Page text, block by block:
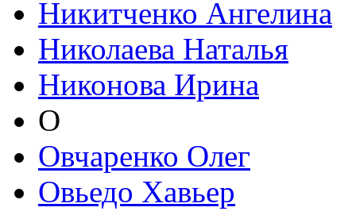
Никитченко Ангелина
Николаева Наталья
Никонова Ирина
О
Овчаренко Олег
Овьедо Хавьер